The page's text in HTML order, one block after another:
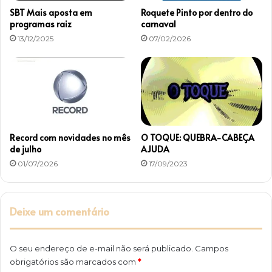
o
g
o
SBT Mais aposta em
programas raiz
13/12/2025
Roquete Pinto por dentro do
carnaval
07/02/2026
Record com novidades no mês
de julho
01/07/2026
O TOQUE: QUEBRA-CABEÇA
AJUDA
17/09/2023
Deixe um comentário
O seu endereço de e-mail não será publicado. Campos
obrigatórios são marcados com *